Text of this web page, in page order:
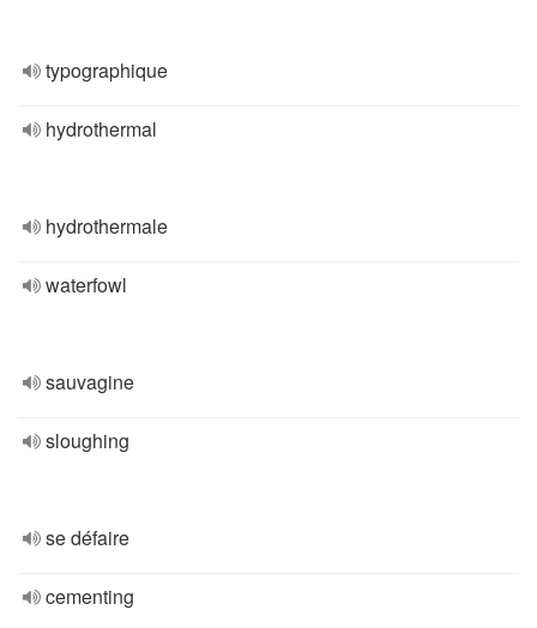
typographique
hydrothermal
hydrothermale
waterfowl
sauvagine
sloughing
se défaire
cementing